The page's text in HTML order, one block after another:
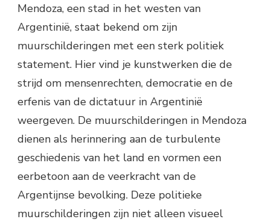
Mendoza, een stad in het westen van
Argentinië, staat bekend om zijn
muurschilderingen met een sterk politiek
statement. Hier vind je kunstwerken die de
strijd om mensenrechten, democratie en de
erfenis van de dictatuur in Argentinië
weergeven. De muurschilderingen in Mendoza
dienen als herinnering aan de turbulente
geschiedenis van het land en vormen een
eerbetoon aan de veerkracht van de
Argentijnse bevolking. Deze politieke
muurschilderingen zijn niet alleen visueel